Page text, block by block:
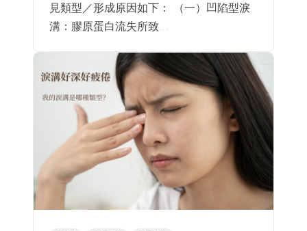
見類型／形成原因如下： （一）凹陷型淚
溝：膠原蛋白流失所致…